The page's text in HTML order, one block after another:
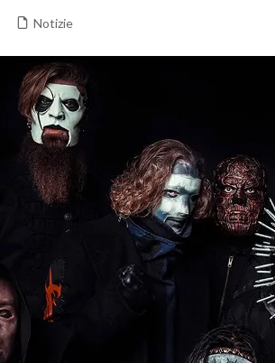
Notizie